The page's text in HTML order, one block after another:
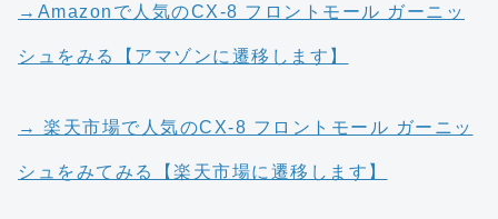
→Amazonで人気のCX-8 フロントモール ガーニッ
シュをみる【アマゾンに遷移します】
→ 楽天市場で人気のCX-8 フロントモール ガーニッ
シュをみてみる【楽天市場に遷移します】